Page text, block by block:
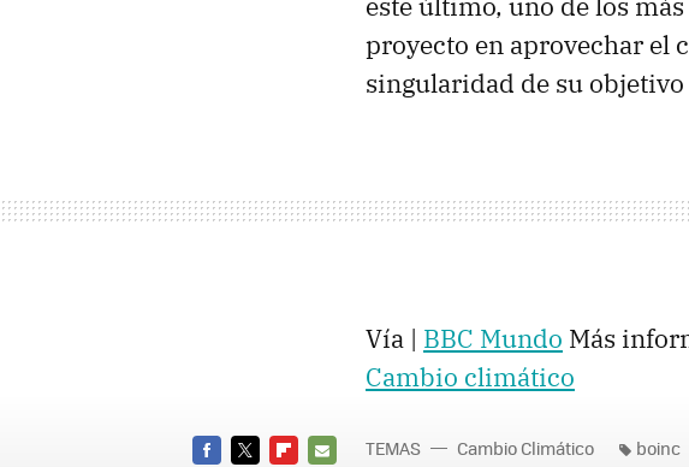
proyecto en aprovechar
singularidad de su
Vía | BBC Mundo Más
Cambio climático
TEMAS Cambio Climático boinc